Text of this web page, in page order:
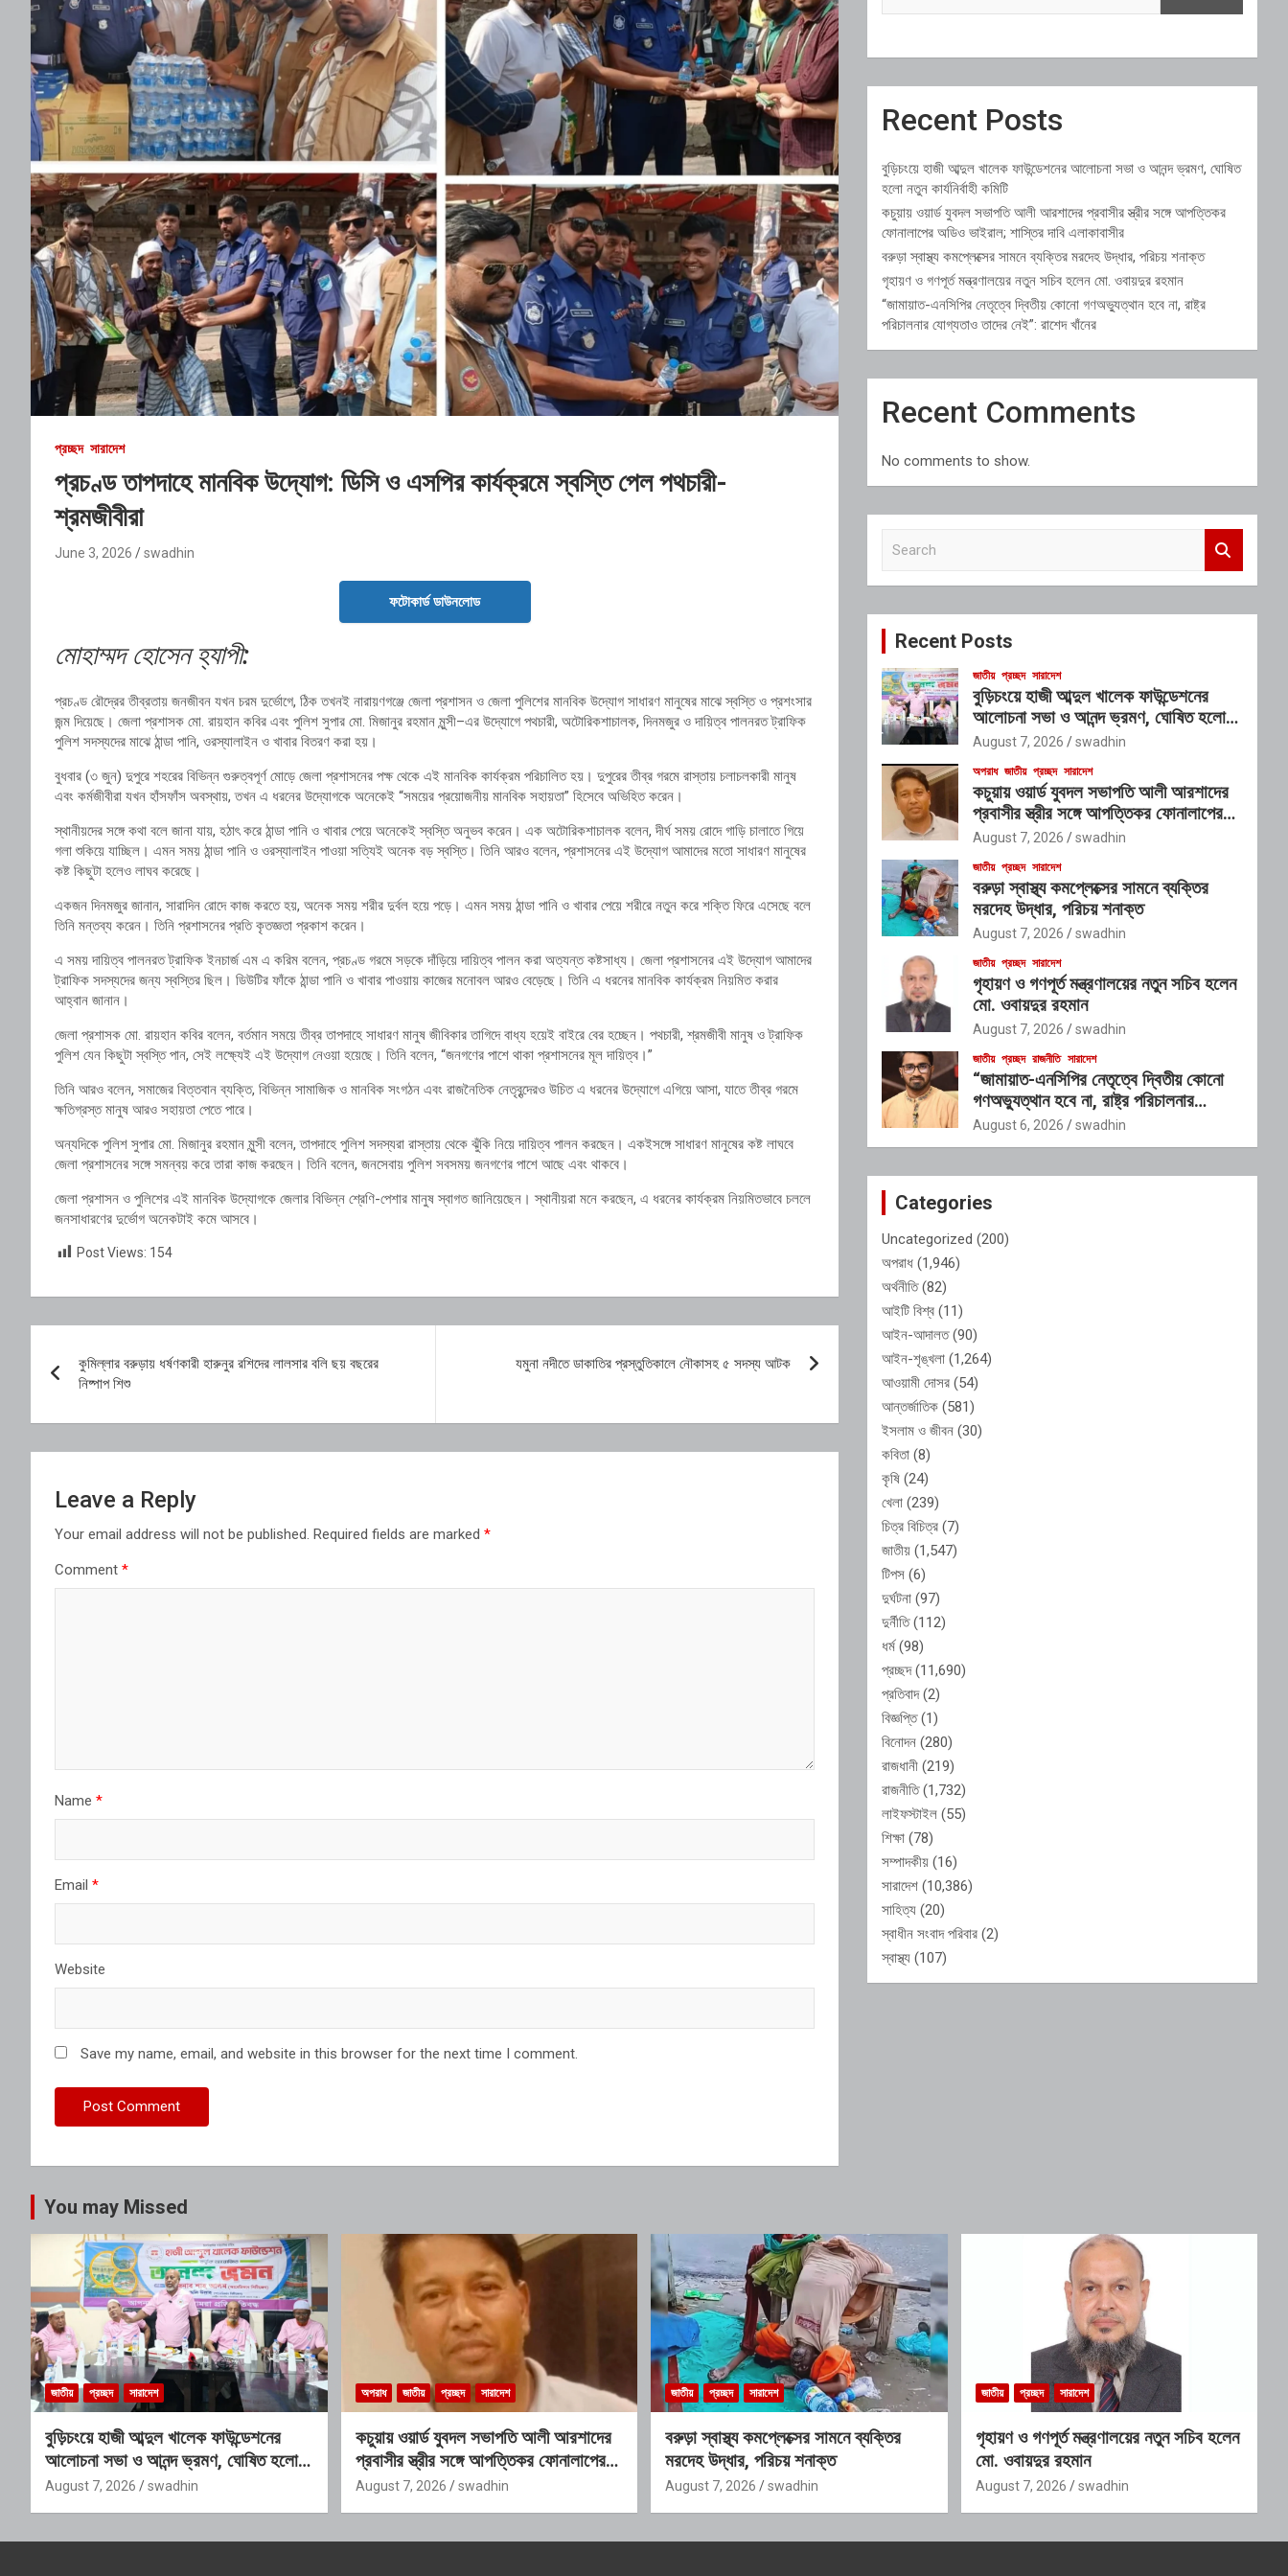
প্রচ্ছদ সারাদেশ
প্রচণ্ড তাপদাহে মানবিক উদ্যোগ: ডিসি ও এসপির কার্যক্রমে স্বস্তি পেল পথচারী-
শ্রমজীবীরা
June 3, 2026 swadhin
ফটোকার্ড ডাউনলোড
মোহাম্মদ হোসেন হ্যাপী:
প্রচণ্ড রৌদ্রের তীব্রতায় জনজীবন যখন চরম দুর্ভোগে, ঠিক তখনই নারায়ণগঞ্জে জেলা প্রশাসন ও জেলা পুলিশের মানবিক উদ্যোগ সাধারণ মানুষের মাঝে স্বস্তি ও প্রশংসার
জন্ম দিয়েছে। জেলা প্রশাসক মো. রায়হান কবির এবং পুলিশ সুপার মো. মিজানুর রহমান মুন্সী–এর উদ্যোগে পথচারী, অটোরিকশাচালক, দিনমজুর ও দায়িত্ব পালনরত ট্রাফিক
পুলিশ সদস্যদের মাঝে ঠান্ডা পানি, ওরস্যালাইন ও খাবার বিতরণ করা হয়।
বুধবার (৩ জুন) দুপুরে শহরের বিভিন্ন গুরুত্বপূর্ণ মোড়ে জেলা প্রশাসনের পক্ষ থেকে এই মানবিক কার্যক্রম পরিচালিত হয়। দুপুরের তীব্র গরমে রাস্তায় চলাচলকারী মানুষ
এবং কর্মজীবীরা যখন হাঁসফাঁস অবস্থায়, তখন এ ধরনের উদ্যোগকে অনেকেই “সময়ের প্রয়োজনীয় মানবিক সহায়তা” হিসেবে অভিহিত করেন।
স্থানীয়দের সঙ্গে কথা বলে জানা যায়, হঠাৎ করে ঠান্ডা পানি ও খাবার পেয়ে অনেকেই স্বস্তি অনুভব করেন। এক অটোরিকশাচালক বলেন, দীর্ঘ সময় রোদে গাড়ি চালাতে গিয়ে
গলা শুকিয়ে যাচ্ছিল। এমন সময় ঠান্ডা পানি ও ওরস্যালাইন পাওয়া সত্যিই অনেক বড় স্বস্তি। তিনি আরও বলেন, প্রশাসনের এই উদ্যোগ আমাদের মতো সাধারণ মানুষের
কষ্ট কিছুটা হলেও লাঘব করেছে।
একজন দিনমজুর জানান, সারাদিন রোদে কাজ করতে হয়, অনেক সময় শরীর দুর্বল হয়ে পড়ে। এমন সময় ঠান্ডা পানি ও খাবার পেয়ে শরীরে নতুন করে শক্তি ফিরে এসেছে বলে
তিনি মন্তব্য করেন। তিনি প্রশাসনের প্রতি কৃতজ্ঞতা প্রকাশ করেন।
এ সময় দায়িত্ব পালনরত ট্রাফিক ইনচার্জ এম এ করিম বলেন, প্রচণ্ড গরমে সড়কে দাঁড়িয়ে দায়িত্ব পালন করা অত্যন্ত কষ্টসাধ্য। জেলা প্রশাসনের এই উদ্যোগ আমাদের
ট্রাফিক সদস্যদের জন্য স্বস্তির ছিল। ডিউটির ফাঁকে ঠান্ডা পানি ও খাবার পাওয়ায় কাজের মনোবল আরও বেড়েছে। তিনি এ ধরনের মানবিক কার্যক্রম নিয়মিত করার
আহ্বান জানান।
জেলা প্রশাসক মো. রায়হান কবির বলেন, বর্তমান সময়ে তীব্র তাপদাহে সাধারণ মানুষ জীবিকার তাগিদে বাধ্য হয়েই বাইরে বের হচ্ছেন। পথচারী, শ্রমজীবী মানুষ ও ট্রাফিক
পুলিশ যেন কিছুটা স্বস্তি পান, সেই লক্ষ্যেই এই উদ্যোগ নেওয়া হয়েছে। তিনি বলেন, “জনগণের পাশে থাকা প্রশাসনের মূল দায়িত্ব।”
তিনি আরও বলেন, সমাজের বিত্তবান ব্যক্তি, বিভিন্ন সামাজিক ও মানবিক সংগঠন এবং রাজনৈতিক নেতৃবৃন্দেরও উচিত এ ধরনের উদ্যোগে এগিয়ে আসা, যাতে তীব্র গরমে
ক্ষতিগ্রস্ত মানুষ আরও সহায়তা পেতে পারে।
অন্যদিকে পুলিশ সুপার মো. মিজানুর রহমান মুন্সী বলেন, তাপদাহে পুলিশ সদস্যরা রাস্তায় থেকে ঝুঁকি নিয়ে দায়িত্ব পালন করছেন। একইসঙ্গে সাধারণ মানুষের কষ্ট লাঘবে
জেলা প্রশাসনের সঙ্গে সমন্বয় করে তারা কাজ করছেন। তিনি বলেন, জনসেবায় পুলিশ সবসময় জনগণের পাশে আছে এবং থাকবে।
জেলা প্রশাসন ও পুলিশের এই মানবিক উদ্যোগকে জেলার বিভিন্ন শ্রেণি-পেশার মানুষ স্বাগত জানিয়েছেন। স্থানীয়রা মনে করছেন, এ ধরনের কার্যক্রম নিয়মিতভাবে চললে
জনসাধারণের দুর্ভোগ অনেকটাই কমে আসবে।
Post Views: 154
navigation
কুমিল্লার বরুড়ায় ধর্ষণকারী হারুনুর রশিদের লালসার বলি ছয় বছরের
নিষ্পাপ শিশু
যমুনা নদীতে ডাকাতির প্রস্তুতিকালে নৌকাসহ ৫ সদস্য আটক
Leave a Reply
Your email address will not be published. Required fields are marked *
Comment *
Name *
Email *
Website
Save my name, email, and website in this browser for the next time I comment.
Recent Posts
বুড়িচংয়ে হাজী আব্দুল খালেক ফাউন্ডেশনের আলোচনা সভা ও আনন্দ ভ্রমণ, ঘোষিত
হলো নতুন কার্যনির্বাহী কমিটি
কচুয়ায় ওয়ার্ড যুবদল সভাপতি আলী আরশাদের প্রবাসীর স্ত্রীর সঙ্গে আপত্তিকর
ফোনালাপের অডিও ভাইরাল; শাস্তির দাবি এলাকাবাসীর
বরুড়া স্বাস্থ্য কমপ্লেক্সের সামনে ব্যক্তির মরদেহ উদ্ধার, পরিচয় শনাক্ত
গৃহায়ণ ও গণপূর্ত মন্ত্রণালয়ের নতুন সচিব হলেন মো. ওবায়দুর রহমান
“জামায়াত-এনসিপির নেতৃত্বে দ্বিতীয় কোনো গণঅভ্যুত্থান হবে না, রাষ্ট্র
পরিচালনার যোগ্যতাও তাদের নেই”: রাশেদ খাঁনের
Recent Comments
No comments to show.
c
Recent Posts
জাতীয় প্রচ্ছদ সারাদেশ
বুড়িচংয়ে হাজী আব্দুল খালেক ফাউন্ডেশনের
আলোচনা সভা ও আনন্দ ভ্রমণ, ঘোষিত হলো
নতুন কার্যনির্বাহী কমিটি
August 7, 2026 swadhin
অপরাধ জাতীয় প্রচ্ছদ সারাদেশ
কচুয়ায় ওয়ার্ড যুবদল সভাপতি আলী আরশাদের
প্রবাসীর স্ত্রীর সঙ্গে আপত্তিকর ফোনালাপের
অডিও ভাইরাল; শাস্তির দাবি এলাকাবাসীর
August 7, 2026 swadhin
জাতীয় প্রচ্ছদ সারাদেশ
বরুড়া স্বাস্থ্য কমপ্লেক্সের সামনে ব্যক্তির
মরদেহ উদ্ধার, পরিচয় শনাক্ত
August 7, 2026 swadhin
জাতীয় প্রচ্ছদ সারাদেশ
গৃহায়ণ ও গণপূর্ত মন্ত্রণালয়ের নতুন সচিব হলেন
মো. ওবায়দুর রহমান
August 7, 2026 swadhin
জাতীয় প্রচ্ছদ রাজনীতি সারাদেশ
“জামায়াত-এনসিপির নেতৃত্বে দ্বিতীয় কোনো
গণঅভ্যুত্থান হবে না, রাষ্ট্র পরিচালনার
যোগ্যতাও তাদের নেই”: রাশেদ খাঁনের
August 6, 2026 swadhin
Categories
Uncategorized (200)
অপরাধ (1,946)
অর্থনীতি(82)
আইটি বিশ্ব (11)
আইন-আদালত(90)
আইন-শৃঙ্খলা (1,264)
আওয়ামী দোসর (54)
আন্তর্জাতিক (581)
ইসলাম ও জীবন (30)
কবিতা (8)
কৃষি (24)
খেলা (239)
চিত্র বিচিত্র (7)
জাতীয় (1,547)
টিপস (6)
দুর্ঘটনা (97)
দুর্নীতি(112)
ধর্ম(98)
প্রচ্ছদ(11,690)
প্রতিবাদ(2)
বিজ্ঞপ্তি(1)
বিনোদন (280)
রাজধানী (219)
রাজনীতি(1,732)
লাইফস্টাইল (55)
শিক্ষা (78)
সম্পাদকীয় (16)
সারাদেশ (10,386)
সাহিত্য (20)
স্বাধীন সংবাদ পরিবার (2)
স্বাস্থ্য (107)
You may Missed
জাতীয় প্রচ্ছদ সারাদেশ
বুড়িচংয়ে হাজী আব্দুল খালেক ফাউন্ডেশনের
আলোচনা সভা ও আনন্দ ভ্রমণ, ঘোষিত হলো
নতুন কার্যনির্বাহী কমিটি
August 7, 2026 swadhin
অপরাধ জাতীয় প্রচ্ছদ সারাদেশ
কচুয়ায় ওয়ার্ড যুবদল সভাপতি আলী আরশাদের
প্রবাসীর স্ত্রীর সঙ্গে আপত্তিকর ফোনালাপের
অডিও ভাইরাল; শাস্তির দাবি এলাকাবাসীর
August 7, 2026 swadhin
জাতীয় প্রচ্ছদ সারাদেশ
বরুড়া স্বাস্থ্য কমপ্লেক্সের সামনে ব্যক্তির
মরদেহ উদ্ধার, পরিচয় শনাক্ত
August 7, 2026 swadhin
জাতীয় প্রচ্ছদ সারাদেশ
গৃহায়ণ ও গণপূর্ত মন্ত্রণালয়ের নতুন সচিব হলেন
মো. ওবায়দুর রহমান
August 7, 2026 swadhin